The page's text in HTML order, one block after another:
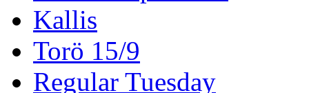
Kallis
Torö 15/9
Regular Tuesday